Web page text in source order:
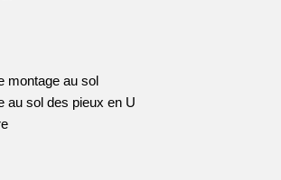
montage au sol
au sol des pieux en U